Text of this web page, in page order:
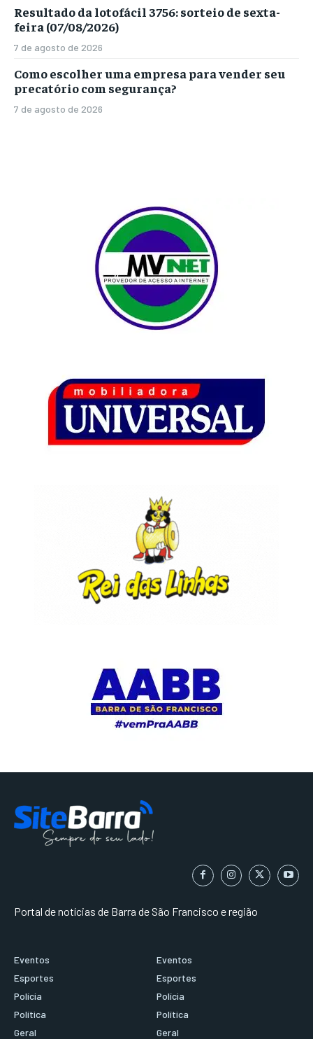
Resultado da lotofácil 3756: sorteio de sexta-
feira (07/08/2026)
7 de agosto de 2026
Como escolher uma empresa para vender seu
precatório com segurança?
7 de agosto de 2026
Portal de notícias de Barra de São Francisco e região
Eventos
Esportes
Polícia
Política
Geral
Eventos
Esportes
Polícia
Política
Geral